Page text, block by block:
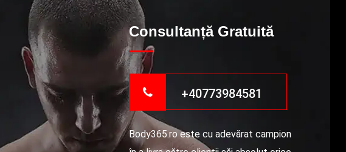
Consultanță Gratuită
+40773984581
Body365.ro este cu adevărat campion